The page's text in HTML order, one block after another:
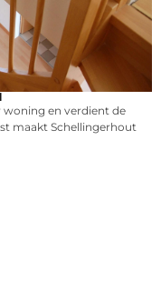
woning en verdient de
maakt Schellingerhout